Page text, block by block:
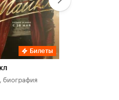
Билеты
биография